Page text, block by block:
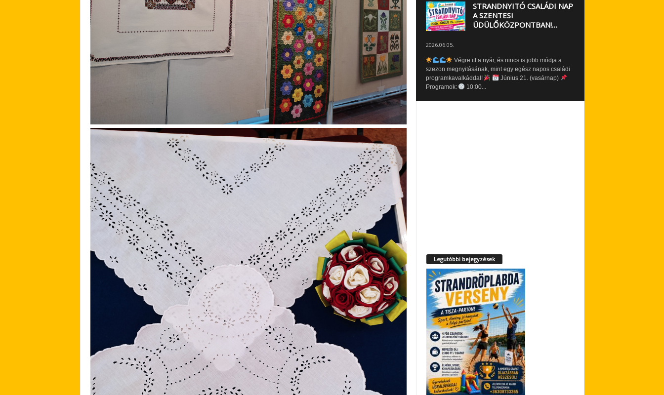
STRANDNYITÓ CSALÁDI NAP
A SZENTESI
ÜDÜLŐKÖZPONTBAN!…
2026.06.05.
Végre itt a nyár, és nincs is jobb módja a
szezon megnyitásának, mint egy egész napos családi
programkavalkáddal!
Június 21. (vasárnap)
Programok:
10:00...
Legutóbbi bejegyzések